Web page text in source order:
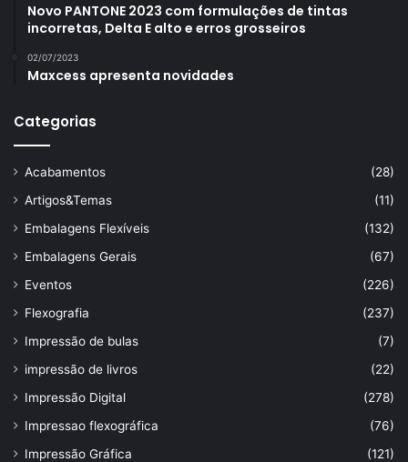
Novo PANTONE 2023 com formulações de tintas
incorretas, Delta E alto e erros grosseiros
02/07/2023
Maxcess apresenta novidades
Categorias
Acabamentos
(28)
Artigos&Temas
(11)
Embalagens Flexíveis
(132)
Embalagens Gerais
(67)
Eventos
(226)
Flexografia
(237)
Impressão de bulas
(7)
impressão de livros
(22)
Impressão Digital
(278)
Impressao flexográfica
(76)
Impressão Gráfica
(121)